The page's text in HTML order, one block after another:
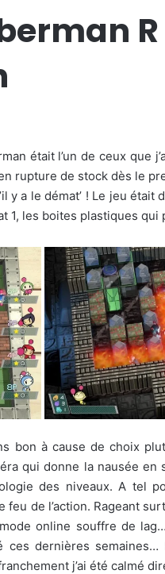
était l’un de ceux que
rupture de stock dès le
y a le démat’ ! Le jeu était
1, les boites plastiques qui
bon à cause de choix
qui donne la nausée
des niveaux. A tel
de l’action. Rageant
online souffre de
ces dernières
j’ai été calmé